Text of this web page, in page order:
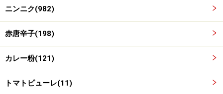
ニンニク(982)
赤唐辛子(198)
カレー粉(121)
トマトピューレ(11)